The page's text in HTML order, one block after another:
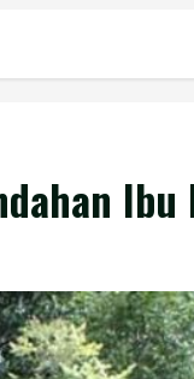
Ibu